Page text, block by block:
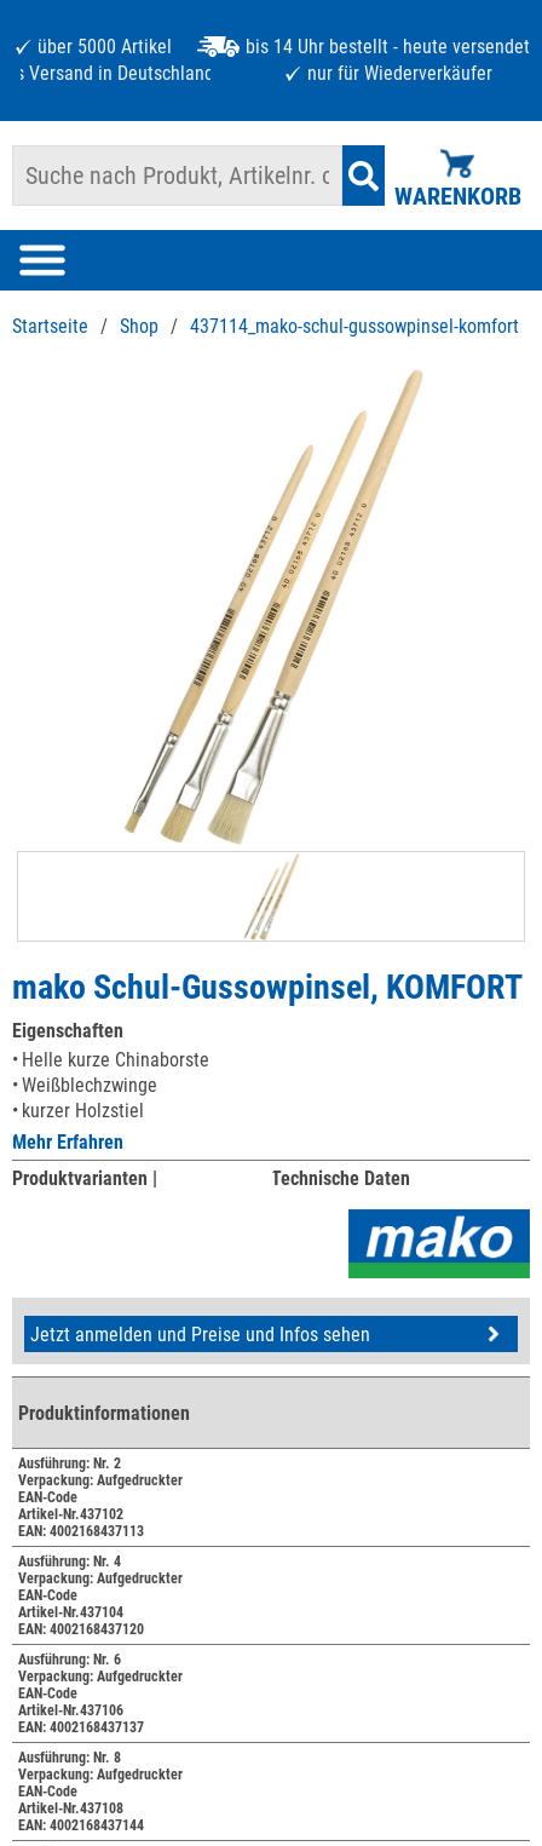
über 5000 Artikel
bis 14 Uhr bestellt - heute versendet
Versand in Deutschland ab 125 €
nur für Wiederverkäufer
WARENKORB
Startseite / Shop / 437114_mako-schul-gussowpinsel-komfort
mako Schul-Gussowpinsel, KOMFORT
Eigenschaften
Helle kurze Chinaborste
Weißblechzwinge
kurzer Holzstiel
Mehr Erfahren
Produktvarianten |
Technische Daten
Jetzt anmelden und Preise und Infos sehen
Produktinformationen
Ausführung: Nr. 2
Verpackung: Aufgedruckter
EAN-Code
Artikel-Nr.437102
EAN: 4002168437113
Ausführung: Nr. 4
Verpackung: Aufgedruckter
EAN-Code
Artikel-Nr.437104
EAN: 4002168437120
Ausführung: Nr. 6
Verpackung: Aufgedruckter
EAN-Code
Artikel-Nr.437106
EAN: 4002168437137
Ausführung: Nr. 8
Verpackung: Aufgedruckter
EAN-Code
Artikel-Nr.437108
EAN: 4002168437144